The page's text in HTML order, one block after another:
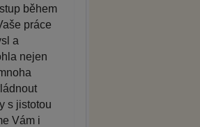
během
práce
a
nejen
s jistotou
Vám i